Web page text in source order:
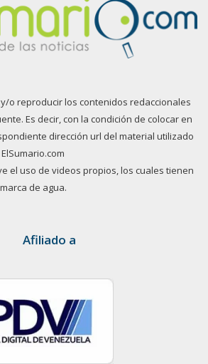
o reproducir los contenidos redaccionales
Es decir, con la condición de colocar en
dirección url del material utilizado
el uso de videos propios, los cuales tienen
de agua.
Afiliado a